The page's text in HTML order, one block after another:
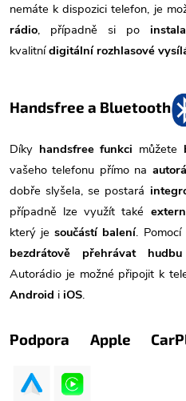
nemáte k dispozici telefon, je
rádio, případně si po
kvalitní digitální rozhlasové
Handsfree a Bluetooth
Díky handsfree funkci můžete
vašeho telefonu přímo na
dobře slyšela, se postará
případně lze využít také
který jesoučástí balení. Pomocí
bezdrátově přehrávat hudbu
Autorádio je možné připojit k
Android i iOS.
Podpora Apple